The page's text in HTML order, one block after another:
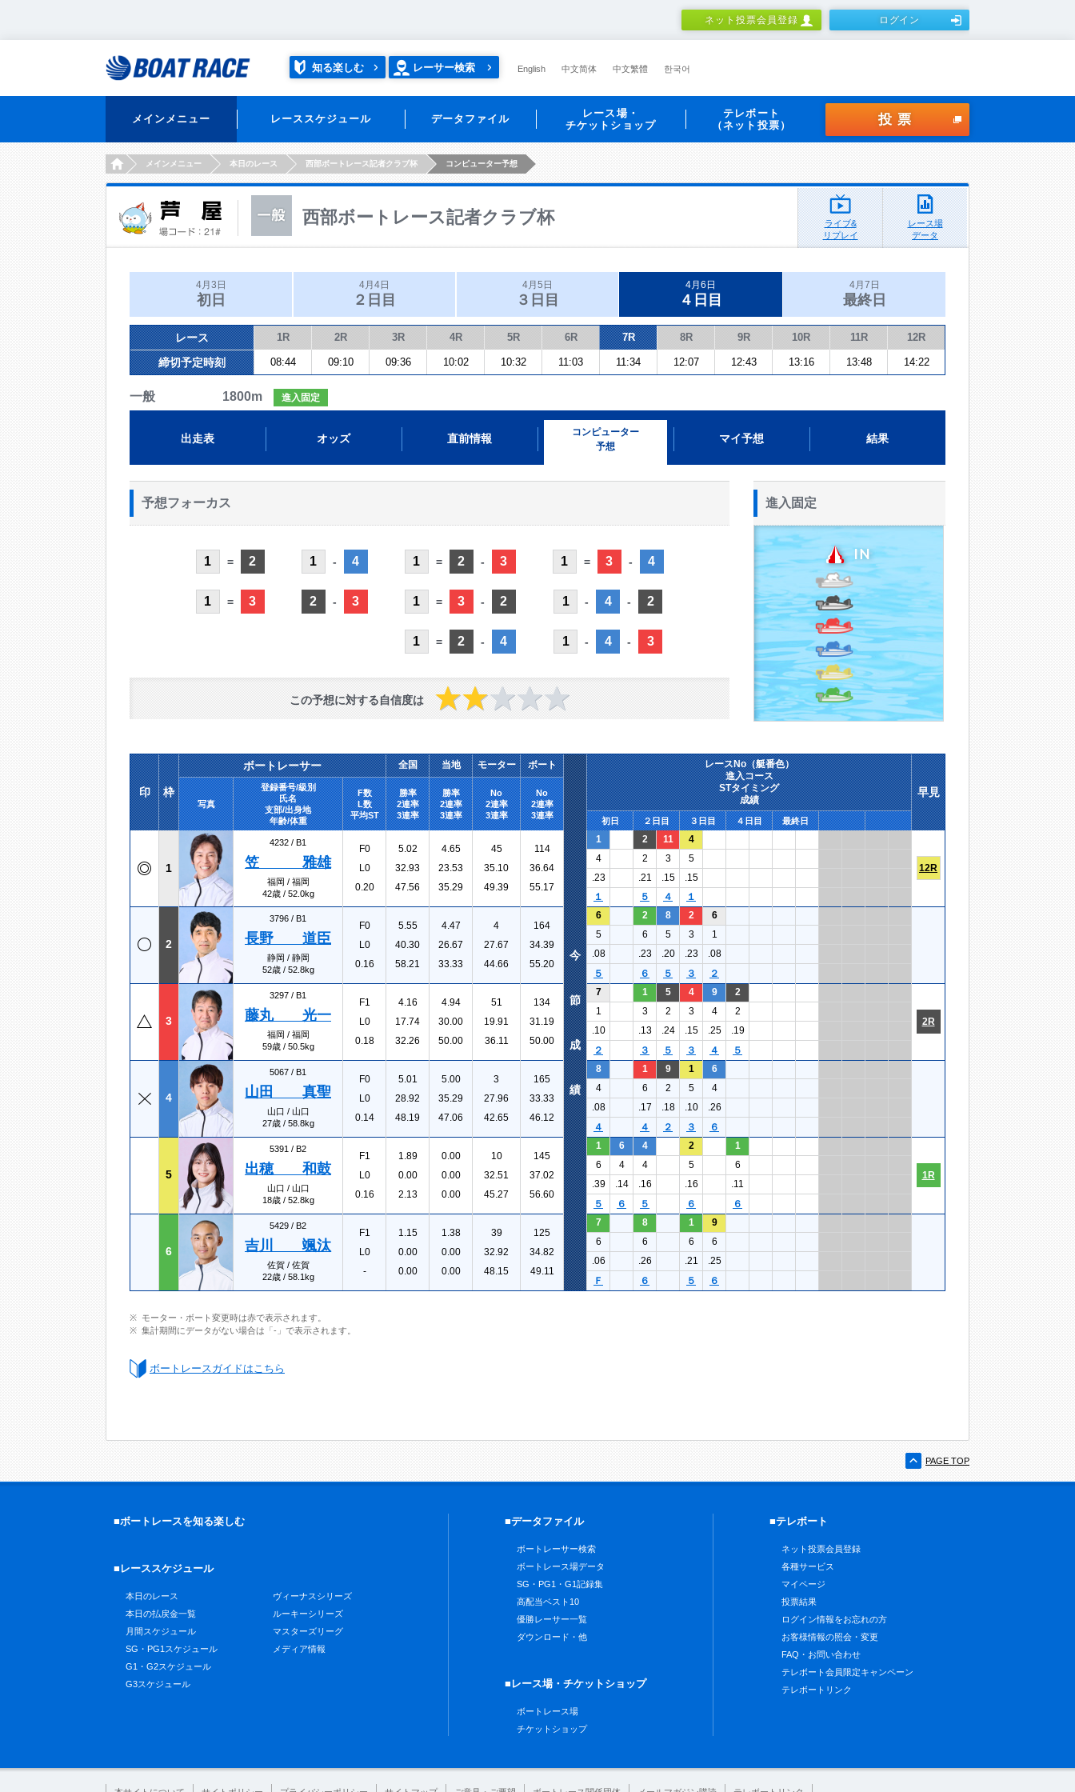
ネット投票会員登録 ログイン
知る楽しむ レーサー検索 English 中文简体 中文繁體 한국어
メインメニュー レーススケジュール データファイル
レース場・
チケットショップ
テレボート
（ネット投票）
投票
HOMEメインメニュー 本日のレース 西部ボートレース記者クラブ杯 コンピューター予想
西部ボートレース記者クラブ杯
ライブ&
リプレイ
レース場
データ
4月3日
初日
4月4日
２日目
4月5日
３日目
4月6日
４日目
4月7日
最終日
レース 1R 2R 3R 4R 5R 6R 7R 8R 9R 10R 11R 12R
締切予定時刻 08:44 09:10 09:36 10:02 10:32 11:03 11:34 12:07 12:43 13:16 13:48 14:22
一般 1800m 進入固定
出走表 オッズ 直前情報
コンピューター
予想
マイ予想 結果
予想フォーカス
1 = 2
1 = 3
1 - 4
2 - 3
1 = 2 - 3
1 = 3 - 2
1 = 2 - 4
1 = 3 - 4
1 - 4 - 2
1 - 4 - 3
この予想に対する自信度は
進入固定
印 枠
ボートレーサー 全国 当地 モーター ボート
レースNo（艇番色）
進入コース
STタイミング
成績
早見
写真
登録番号/級別
氏名
支部/出身地
年齢/体重
F数
L数
平均ST
勝率
2連率
3連率
勝率
2連率
3連率
No
2連率
3連率
No
2連率
3連率
初日 ２日目 ３日目 ４日目 最終日
1
4232 / B1
笠 雅雄
福岡 / 福岡
42歳 / 52.0kg
F0
L0
0.20
5.02
32.93
47.56
4.65
23.53
35.29
45
35.10
49.39
114
36.64
55.17
1 2 11 4
12R
4 2 3
5
.23
.21 .15
.15
１
５ ４ １
2
3796 / B1
長野 道臣
静岡 / 静岡
52歳 / 52.8kg
F0
L0
0.16
5.55
40.30
58.21
4.47
26.67
33.33
4
27.67
44.66
164
34.39
55.20
6 2 8 2
6
5
6 5 3
1
.08
.23 .20 .23
.08
５
６ ５ ３ ２
3
3297 / B1
藤丸 光一
福岡 / 福岡
59歳 / 50.5kg
F1
L0
0.18
4.16
17.74
32.26
4.94
30.00
50.00
51
19.91
36.11
134
31.19
50.00
7 1 5 4 9 2
2R
1 3 2 3 4
2
.10
.13 .24 .15 .25
.19
２
３ ５ ３ ４ ５
4
5067 / B1
山田 真聖
山口 / 山口
27歳 / 58.8kg
F0
L0
0.14
5.01
28.92
48.19
5.00
35.29
47.06
3
27.96
42.65
165
33.33
46.12
8 1 9 1
6
4
6 2 5
4
.08
.17 .18 .10
.26
４
４ ２ ３ ６
5
5391 / B2
出穂 和鼓
山口 / 山口
18歳 / 52.8kg
F1
L0
0.16
1.89
0.00
2.13
0.00
0.00
0.00
10
32.51
45.27
145
37.02
56.60
1 6 4 2 1
1R
6 4 4 5
6
.39
.14 .16 .16
.11
５
６ ５ ６ ６
6
5429 / B2
吉川 颯汰
佐賀 / 佐賀
22歳 / 58.1kg
F1
L0
-
1.15
0.00
0.00
1.38
0.00
0.00
39
32.92
48.15
125
34.82
49.11
7 8 1
9
6
6 6
6
.06
.26 .21
.25
Ｆ
６ ５ ６
今
節
成
績
モーター・ボート変更時は赤で表示されます。
集計期間にデータがない場合は「-」で表示されます。
ボートレースガイドはこちら
PAGE TOP
■ボートレースを知る楽しむ
■レーススケジュール
本日のレース
本日の払戻金一覧
月間スケジュール
SG・PG1スケジュール
G1・G2スケジュール
G3スケジュール
ヴィーナスシリーズ
ルーキーシリーズ
マスターズリーグ
メディア情報
■データファイル
ボートレーサー検索
ボートレース場データ
SG・PG1・G1記録集
高配当ベスト10
優勝レーサー一覧
ダウンロード・他
■レース場・チケットショップ
ボートレース場
チケットショップ
■テレボート
ネット投票会員登録
各種サービス
マイページ
投票結果
ログイン情報をお忘れの方
お客様情報の照会・変更
FAQ・お問い合わせ
テレボート会員限定キャンペーン
テレボートリンク